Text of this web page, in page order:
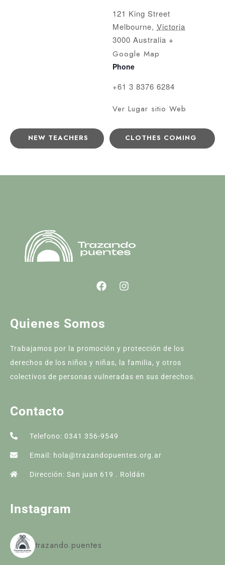
121 King Street
Melbourne, Victoria
3000 Australia +
Google Map
Phone
+61 3 8376 6284
Ver Lugar sitio Web
NEW TEACHERS CLOTHES COMING
Quienes Somos
Trabajamos por la promoción y protección de los
derechos de los niños y niñas, la familia, y otros
colectivos de personas vulneradas en sus derechos.
Contacto
Telefono: 0341 356-9549
Email: hola@trazandopuentes.org.ar
Dirección: San juan 619 . Roldán
Instagram
trazando.puentes